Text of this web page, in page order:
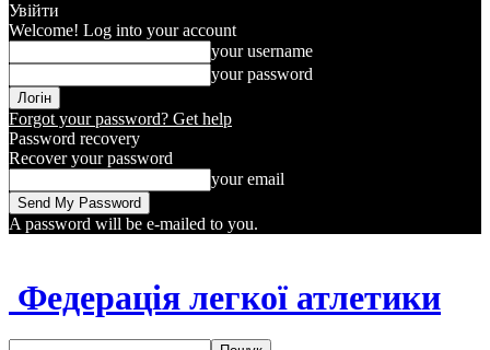
Увійти
Welcome! Log into your account
your username
your password
Forgot your password? Get help
Password recovery
Recover your password
your email
A password will be e-mailed to you.
Федерація легкої атлетики